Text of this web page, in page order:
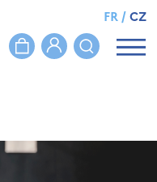
FR/CZ